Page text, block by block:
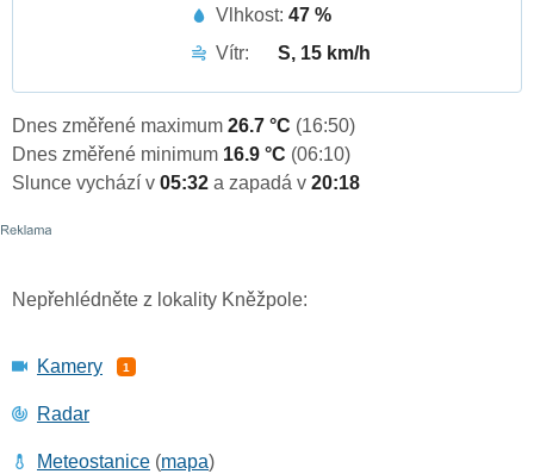
Vlhkost: 47 %
Vítr:
S, 15 km/h
Dnes změřené maximum 26.7 °C (16:50)
Dnes změřené minimum 16.9 °C (06:10)
Slunce vychází v 05:32 a zapadá v 20:18
Nepřehlédněte z lokality Kněžpole:
Kamery 1
Radar
Meteostanice (mapa)